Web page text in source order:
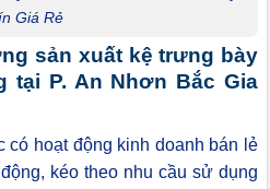
Giá Rẻ
sản xuất kệ trưng bày
tại P. An Nhơn Bắc Gia
có hoạt động kinh doanh bán lẻ
kéo theo nhu cầu sử dụng